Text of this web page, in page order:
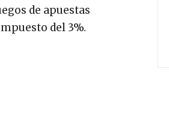
de apuestas
del 3%.